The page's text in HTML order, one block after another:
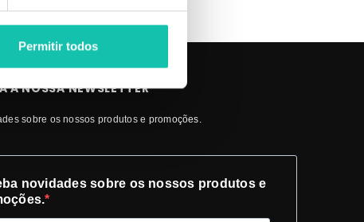
Permitir todos
A NOSSA NEWSLETTER
sobre os nossos produtos e promoções.
novidades sobre os nossos produtos e